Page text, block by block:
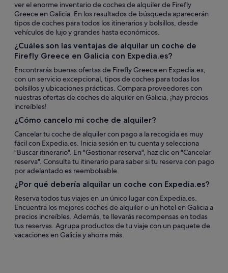
ver el enorme inventario de coches de alquiler de Firefly
Greece en Galicia. En los resultados de búsqueda aparecerán
tipos de coches para todos los itinerarios y bolsillos, desde
vehículos de lujo y grandes hasta económicos.
¿Cuáles son las ventajas de alquilar un coche de
Firefly Greece en Galicia con Expedia.es?
Encontrarás buenas ofertas de Firefly Greece en Expedia.es,
con un servicio excepcional, tipos de coches para todas los
bolsillos y ubicaciones prácticas. Compara proveedores con
nuestras ofertas de coches de alquiler en Galicia, ¡hay precios
increíbles!
¿Cómo cancelo mi coche de alquiler?
Cancelar tu coche de alquiler con pago a la recogida es muy
fácil con Expedia.es. Inicia sesión en tu cuenta y selecciona
"Buscar itinerario". En "Gestionar reserva", haz clic en "Cancelar
reserva". Consulta tu itinerario para saber si tu reserva con pago
por adelantado es reembolsable.
¿Por qué debería alquilar un coche con Expedia.es?
Reserva todos tus viajes en un único lugar con Expedia.es.
Encuentra los mejores coches de alquiler o un hotel en Galicia a
precios increíbles. Además, te llevarás recompensas en todas
tus reservas. Agrupa productos de tu viaje con un paquete de
vacaciones en Galicia y ahorra más.